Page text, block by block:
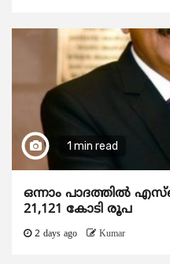
1 min read
ഒന്നാം പാദത്തിൽ
21,121 കോടി രൂപ
2 days ago Kumar